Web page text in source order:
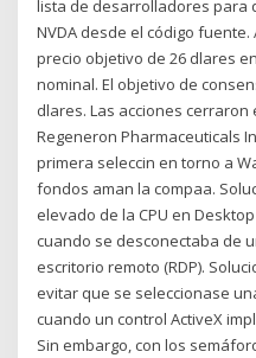
lista de desarrolladores para
NVDA desde el código
precio objetivo de 26 dlares
nominal. El objetivo de
dlares. Las acciones cerraron
Regeneron Pharmaceuticals
primera seleccin en torno a
fondos aman la compaa.
elevado de la CPU en
cuando se desconectaba de
escritorio remoto (RDP).
evitar que se seleccionase
cuando un control ActiveX
Sin embargo, con los